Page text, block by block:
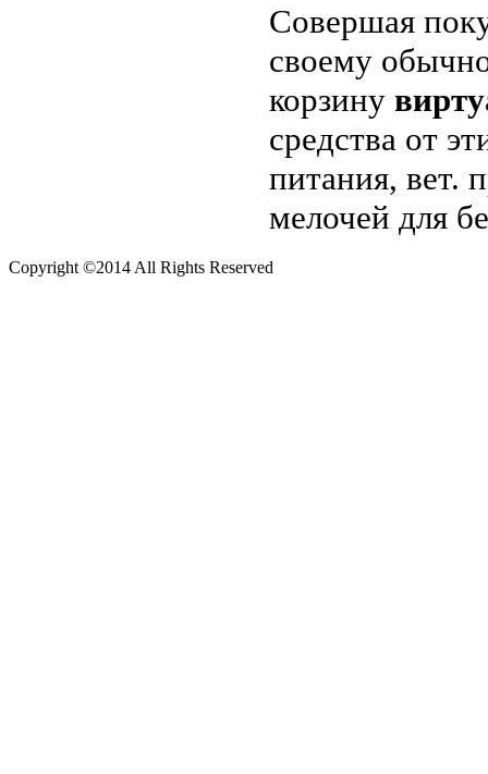
Совершая
своему
корзину
средства от
питания, вет.
мелочей для
Copyright ©2014 All Rights Reserved